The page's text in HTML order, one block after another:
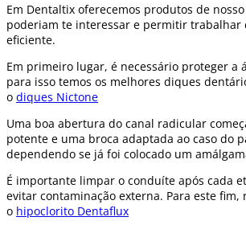
Em Dentaltix oferecemos produtos de
poderiam te interessar e permitir trabalhar
eficiente.
Em primeiro lugar, é necessário proteger a
para isso temos os melhores diques
o diques Nictone
Uma boa abertura do canal radicular
potente e uma broca adaptada ao caso do
dependendo se já foi colocado um
É importante limpar o conduíte após cada
evitar contaminação externa. Para este fim,
o hipoclorito Dentaflux